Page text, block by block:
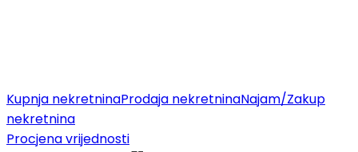
Kupnja nekretninaProdaja nekretninaNajam/Zakup
nekretnina
Procjena vrijednosti